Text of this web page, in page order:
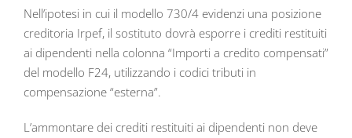
Nell’ipotesi in cui il modello 730/4 evidenzi una posizione
creditoria Irpef, il sostituto dovrà esporre i crediti restituiti
ai dipendenti nella colonna “Importi a credito compensati”
del modello F24, utilizzando i codici tributi in
compensazione “esterna”.
L’ammontare dei crediti restituiti ai dipendenti non deve